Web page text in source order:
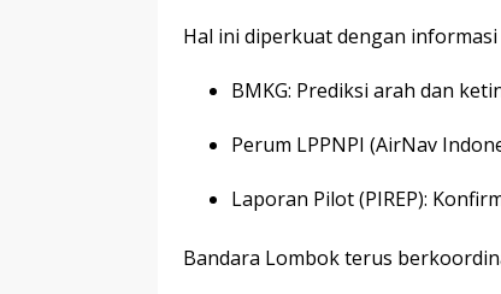
Hal ini diperkuat dengan informasi
BMKG: Prediksi arah dan
Perum LPPNPI (AirNav
Laporan Pilot (PIREP):
Bandara Lombok terus